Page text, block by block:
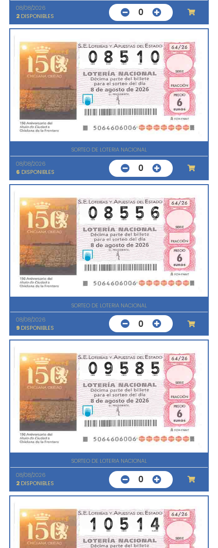
08/08/2026
2 DISPONIBLES 0
SORTEO DE LOTERIA NACIONAL
08/08/2026
6 DISPONIBLES 0
SORTEO DE LOTERIA NACIONAL
08/08/2026
9 DISPONIBLES 0
SORTEO DE LOTERIA NACIONAL
08/08/2026
2 DISPONIBLES 0